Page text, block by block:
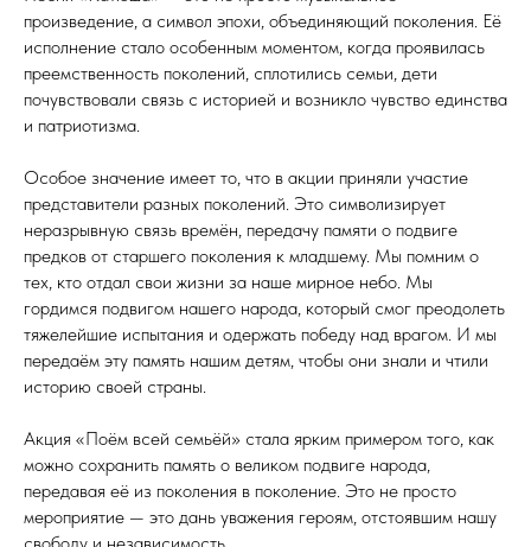
произведение, а символ эпохи, объединяющий поколения. Её
исполнение стало особенным моментом, когда проявилась
преемственность поколений, сплотились семьи, дети
почувствовали связь с историей и возникло чувство единства
и патриотизма.
Особое значение имеет то, что в акции приняли участие
представители разных поколений. Это символизирует
неразрывную связь времён, передачу памяти о подвиге
предков от старшего поколения к младшему. Мы помним о
тех, кто отдал свои жизни за наше мирное небо. Мы
гордимся подвигом нашего народа, который смог преодолеть
тяжелейшие испытания и одержать победу над врагом. И мы
передаём эту память нашим детям, чтобы они знали и чтили
историю своей страны.
Акция «Поём всей семьёй» стала ярким примером того, как
можно сохранить память о великом подвиге народа,
передавая её из поколения в поколение. Это не просто
мероприятие — это дань уважения героям, отстоявшим нашу